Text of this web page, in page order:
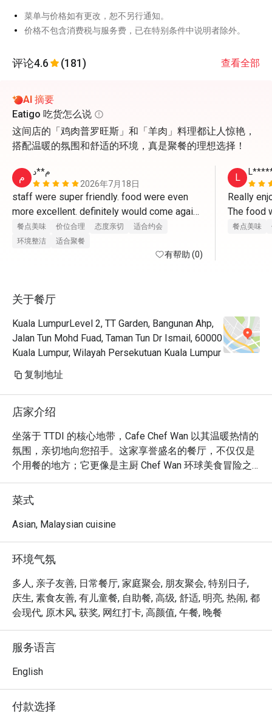
菜单与价格如有更改，恕不另行通知。
价格不包含消费税与服务费，已在特别条件中说明者除外。
评论4.6 (181) 查看全部
AI 摘要
Eatigo 吃货怎么说
这间店的「鸡肉普罗旺斯」和「羊肉」料理都让人惊艳，
搭配温暖的氛围和舒适的环境，真是聚餐的理想选择！
م
م**د
2026年7月18日
staff were super friendly. food were even
more excellent. definitely would come again.
thank you for having us
餐点美味 价位合理 态度亲切
适合约会
环境整洁
适合聚餐
有帮助 (0)
L
Really
The food
餐点美味
关于餐厅
Kuala LumpurLevel 2, TT Garden, Bangunan Ahp,
Jalan Tun Mohd Fuad, Taman Tun Dr Ismail, 60000
Kuala Lumpur, Wilayah Persekutuan Kuala Lumpur
复制地址
店家介绍
坐落于 TTDI 的核心地带，Cafe Chef Wan 以其温暖热情的
氛围，亲切地向您招手。这家享誉盛名的餐厅，不仅仅是
个用餐的地方；它更像是主厨 Chef Wan 环球美食冒险之
旅的生动缩影。空气中回荡着愉快的谈笑声，弥漫着熟悉
的马来西亚香料与异国芬芳交织的香气。踏入这个每个角
落都仿佛在诉说故事的空间，让您在远离城市喧嚣的同
时，品尝由马来西亚烹饪大使本人亲自呈献的世界级风
无论您是想享用一顿快速的晚餐，还是悠闲地度过一个美
好的夜晚，这里的独特魅力都将让您难以忘怀：
菜单是 Chef Wan 旅游经验的精湛结晶，将暖心暖胃的传
承食谱如 Cucur Udang，与丰盛的国际菜肴完美结合。这
馨的环境中呈献，让每一餐都像是一场特别的庆典。这里
是一个真正在地瑰宝，让您在体验马来西亚标志性热情好
客的同时，品尝世界级的风味。
🍽️ 精选推荐
・一道道温暖人心的经典马来西亚风味，与备受欢迎的国
菜式
Asian, Malaysian cuisine
环境气氛
多人, 亲子友善, 日常餐厅, 家庭聚会, 朋友聚会, 特别日子,
庆生, 素食友善, 有儿童餐, 自助餐, 高级, 舒适, 明亮, 热闹, 都
会现代, 原木风, 获奖, 网红打卡, 高颜值, 午餐, 晚餐
服务语言
English
付款选择